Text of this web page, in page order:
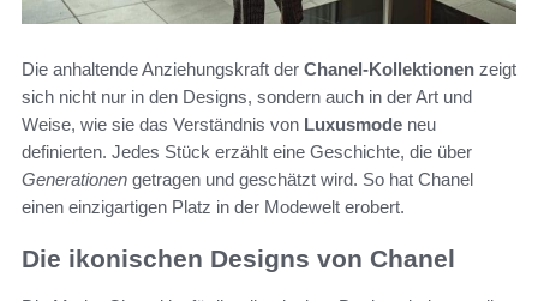
Die anhaltende Anziehungskraft der Chanel-Kollektionen zeigt
sich nicht nur in den Designs, sondern auch in der Art und
Weise, wie sie das Verständnis von Luxusmode neu
definierten. Jedes Stück erzählt eine Geschichte, die über
Generationen getragen und geschätzt wird. So hat Chanel
einen einzigartigen Platz in der Modewelt erobert.
Die ikonischen Designs von Chanel